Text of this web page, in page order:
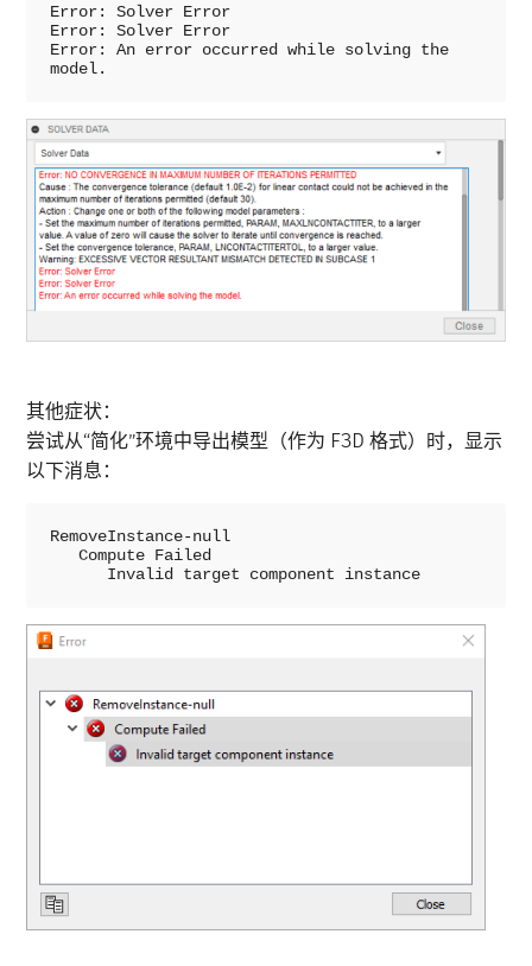
Error: Solver Error
Error: Solver Error
Error: An error occurred while solving the
其他症状：
尝试从“简化”环境中导出模型（作为 F3D 格式）时，显示
以下消息：
RemoveInstance-null
   Compute Failed
      Invalid target component instance